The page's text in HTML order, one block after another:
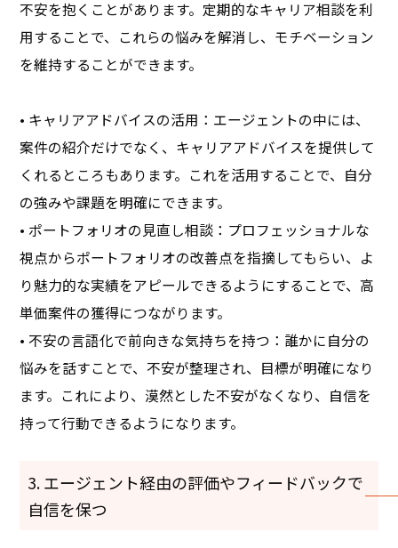
不安を抱くことがあります。定期的なキャリア相談を利
用することで、これらの悩みを解消し、モチベーション
を維持することができます。
• キャリアアドバイスの活用：エージェントの中には、
案件の紹介だけでなく、キャリアアドバイスを提供して
くれるところもあります。これを活用することで、自分
の強みや課題を明確にできます。
• ポートフォリオの見直し相談：プロフェッショナルな
視点からポートフォリオの改善点を指摘してもらい、よ
り魅力的な実績をアピールできるようにすることで、高
単価案件の獲得につながります。
• 不安の言語化で前向きな気持ちを持つ：誰かに自分の
悩みを話すことで、不安が整理され、目標が明確になり
ます。これにより、漠然とした不安がなくなり、自信を
持って行動できるようになります。
3. エージェント経由の評価やフィードバックで
自信を保つ